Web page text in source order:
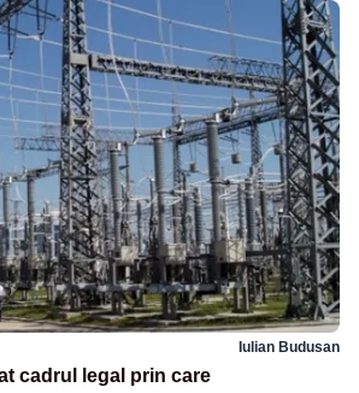
Iulian Budusan
cadrul legal prin care